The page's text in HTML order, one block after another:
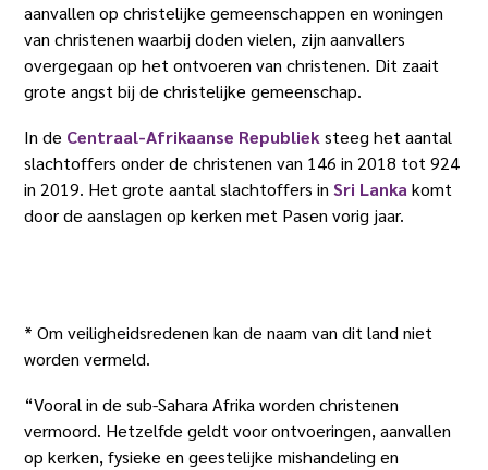
aanvallen op christelijke gemeenschappen en woningen
van christenen waarbij doden vielen, zijn aanvallers
overgegaan op het ontvoeren van christenen. Dit zaait
grote angst bij de christelijke gemeenschap.
In de Centraal-Afrikaanse Republiek steeg het aantal
slachtoffers onder de christenen van 146 in 2018 tot 924
in 2019. Het grote aantal slachtoffers inSri Lanka komt
door de aanslagen op kerken met Pasen vorig jaar.
* Om veiligheidsredenen kan de naam van dit land niet
worden vermeld.
“Vooral in de sub-Sahara Afrika worden christenen
vermoord. Hetzelfde geldt voor ontvoeringen, aanvallen
op kerken, fysieke en geestelijke mishandeling en